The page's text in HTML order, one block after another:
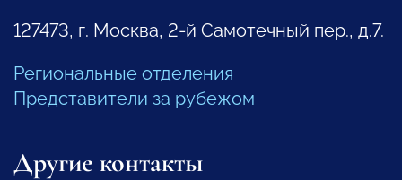
127473, г. Москва, 2-й Самотечный пер., д.7.
Региональные отделения
Представители за рубежом
Другие контакты